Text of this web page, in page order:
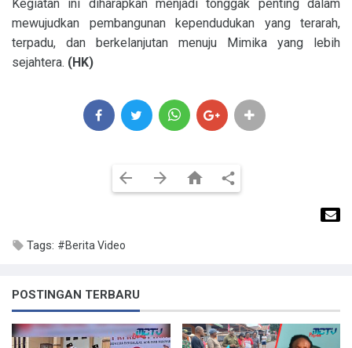
Kegiatan ini diharapkan menjadi tonggak penting dalam
mewujudkan pembangunan kependudukan yang terarah,
terpadu, dan berkelanjutan menuju Mimika yang lebih
sejahtera. (HK)
Tags: #Berita Video
POSTINGAN TERBARU